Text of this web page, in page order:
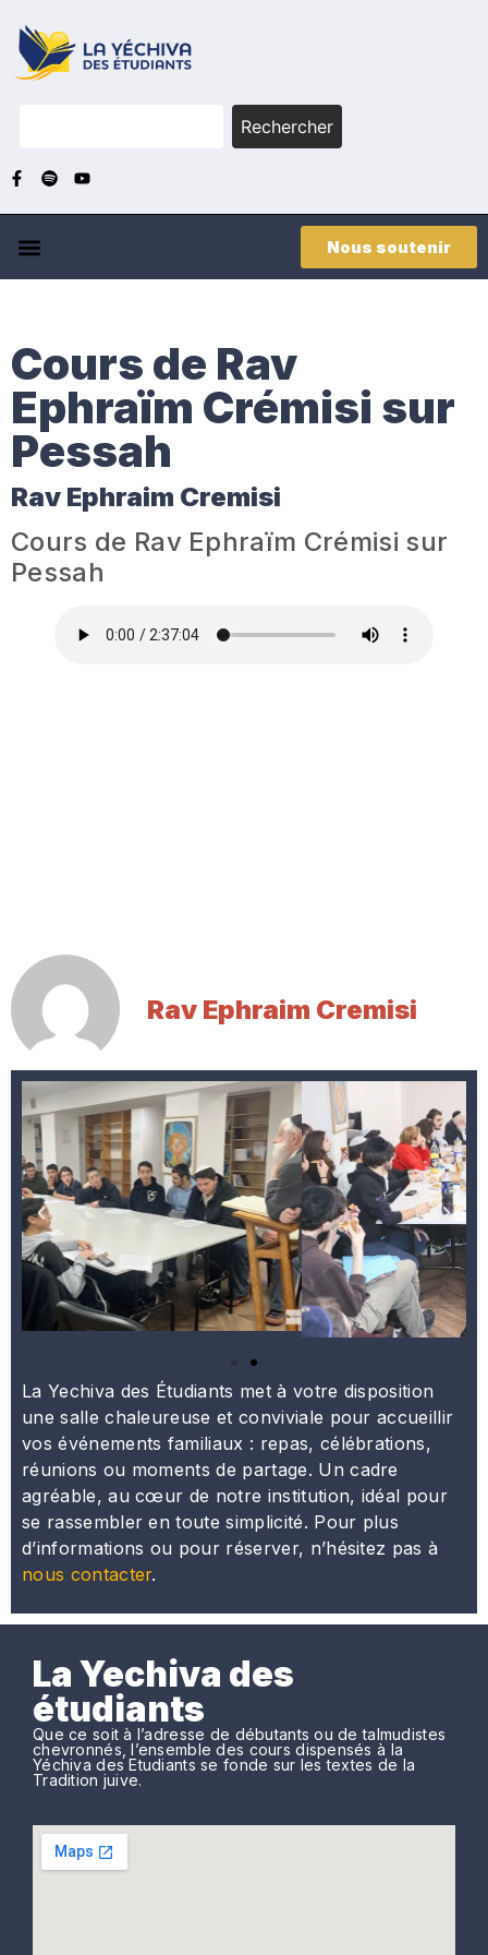
Rechercher
Nous soutenir
Cours de Rav
Ephraïm Crémisi sur
Pessah
Rav Ephraim Cremisi
Cours de Rav Ephraïm Crémisi sur
Pessah
Rav Ephraim Cremisi
La Yechiva des Étudiants met à votre disposition
une salle chaleureuse et conviviale pour accueillir
vos événements familiaux : repas, célébrations,
réunions ou moments de partage. Un cadre
agréable, au cœur de notre institution, idéal pour
se rassembler en toute simplicité. Pour plus
d’informations ou pour réserver, n’hésitez pas à
nous contacter.
La Yechiva des
étudiants
Que ce soit à l’adresse de débutants ou de talmudistes
chevronnés, l’ensemble des cours dispensés à la
Yéchiva des Etudiants se fonde sur les textes de la
Tradition juive.